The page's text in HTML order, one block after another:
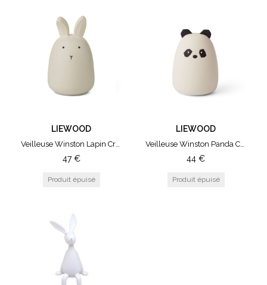
LIEWOOD
Veilleuse Winston Lapin Crème
47 €
LIEWOOD
Veilleuse Winston Panda Crème
44 €